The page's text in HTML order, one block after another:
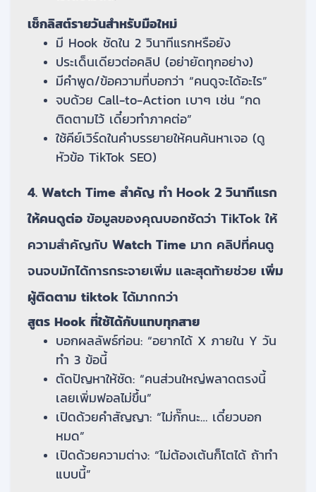
เช็กลิสต์รายวันสำหรับมือใหม่
มี Hook ชัดใน 2 วินาทีแรกหรือยัง
ประเด็นเดียวต่อคลิป (อย่ายัดทุกอย่าง)
มีคำพูด/ข้อความที่บอกว่า “คนดูจะได้อะไร”
จบด้วย Call-to-Action เบาๆ เช่น “กด
ติดตามไว้ เดี๋ยวทำภาคต่อ”
ใช้คีย์เวิร์ดในคำบรรยายให้คนค้นหาเจอ (ดู
หัวข้อ TikTok SEO)
4. Watch Time สำคัญ ทำ Hook 2 วินาทีแรก
ให้คนดูต่อ ข้อมูลของคุณบอกชัดว่า TikTok ให้
ความสำคัญกับ Watch Time มาก คลิปที่คนดู
จนจบมักได้การกระจายเพิ่ม และสุดท้ายช่วย เพิ่ม
ผู้ติดตาม tiktokได้มากกว่า
สูตร Hook ที่ใช้ได้กับแทบทุกสาย
บอกผลลัพธ์ก่อน: “อยากได้ X ภายใน Y วัน
ทำ 3 ข้อนี้
ตัดปัญหาให้ชัด: “คนส่วนใหญ่พลาดตรงนี้
เลยเพิ่มฟอลไม่ขึ้น”
เปิดด้วยคำสัญญา: “ไม่กั๊กนะ… เดี๋ยวบอก
หมด”
เปิดด้วยความต่าง: “ไม่ต้องเต้นก็โตได้ ถ้าทำ
แบบนี้”